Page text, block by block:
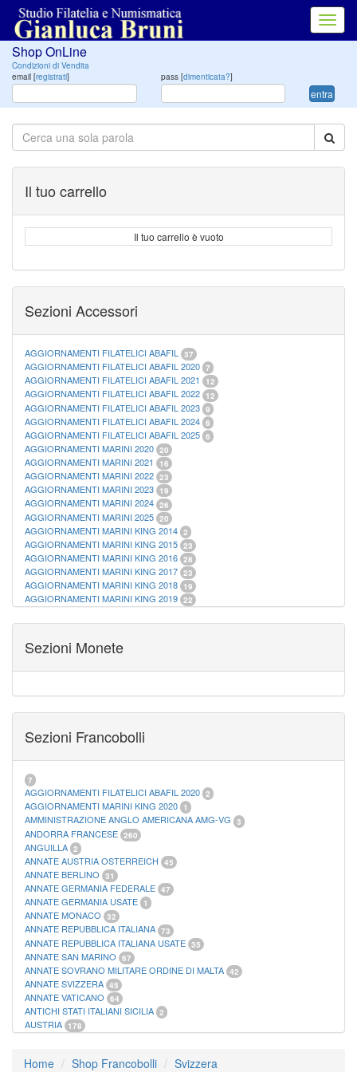
Shop OnLine
Condizioni di Vendita
email [registrati] pass [dimenticata?]
entra
Il tuo carrello
Il tuo carrello è vuoto
Sezioni Accessori
AGGIORNAMENTI FILATELICI ABAFIL 37
AGGIORNAMENTI FILATELICI ABAFIL 2020 7
AGGIORNAMENTI FILATELICI ABAFIL 2021 12
AGGIORNAMENTI FILATELICI ABAFIL 2022 12
AGGIORNAMENTI FILATELICI ABAFIL 2023 9
AGGIORNAMENTI FILATELICI ABAFIL 2024 6
AGGIORNAMENTI FILATELICI ABAFIL 2025 6
AGGIORNAMENTI MARINI 2020 20
AGGIORNAMENTI MARINI 2021 16
AGGIORNAMENTI MARINI 2022 23
AGGIORNAMENTI MARINI 2023 19
AGGIORNAMENTI MARINI 2024 26
AGGIORNAMENTI MARINI 2025 20
AGGIORNAMENTI MARINI KING 2014 2
AGGIORNAMENTI MARINI KING 2015 23
AGGIORNAMENTI MARINI KING 2016 28
AGGIORNAMENTI MARINI KING 2017 23
AGGIORNAMENTI MARINI KING 2018 19
AGGIORNAMENTI MARINI KING 2019 22
ALBUM PER CARTAMONETA 1
CARTELLE FILATELICHE MARINI
21
FOGLI FILATELICI VATICANO 37
FOGLI MARINI PERIODI SEPARATI VATICANO
MATERIALE FILATELICO MARINI 33
RACCOGLITORI XL
Sezioni Monete
Sezioni Francobolli
7
AGGIORNAMENTI FILATELICI ABAFIL 2020 2
AGGIORNAMENTI MARINI KING 2020 1
AMMINISTRAZIONE ANGLO AMERICANA AMG-VG 3
ANDORRA FRANCESE 260
ANGUILLA 2
ANNATE AUSTRIA OSTERREICH 45
ANNATE BERLINO 31
ANNATE GERMANIA FEDERALE 47
ANNATE GERMANIA USATE 1
ANNATE MONACO 32
ANNATE REPUBBLICA ITALIANA 73
ANNATE REPUBBLICA ITALIANA USATE 35
ANNATE SAN MARINO 67
ANNATE SOVRANO MILITARE ORDINE DI MALTA 42
ANNATE SVIZZERA 45
ANNATE VATICANO 64
ANTICHI STATI ITALIANI SICILIA 2
AUSTRIA 178
CASTELROSSO 10
Home Shop Francobolli
Svizzera